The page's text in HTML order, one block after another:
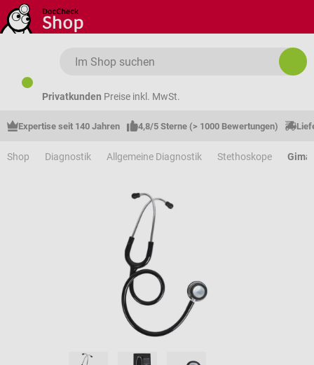
Zum Hauptinhalt springen
Privatkunden Preise inkl. MwSt.
Expertise seit 140 Jahren 4,8/5 Sterne (> 1000 Bewertungen)
Shop Diagnostik Allgemeine Diagnostik Stethoskope Gima